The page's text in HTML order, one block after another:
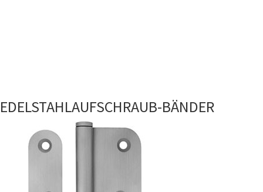
EDELSTAHLAUFSCHRAUB-BÄNDER